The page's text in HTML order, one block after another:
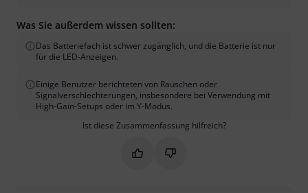
Was Sie außerdem wissen sollten:
Das Batteriefach ist schwer zugänglich, und die Batterie ist nur
für die LED-Anzeigen.
Einige Benutzer berichteten von Rauschen oder
Signalverschlechterungen, insbesondere bei Verwendung mit
High-Gain-Setups oder im Y-Modus.
Ist diese Zusammenfassung hilfreich?
Markieren Sie diese
Markieren Sie diese